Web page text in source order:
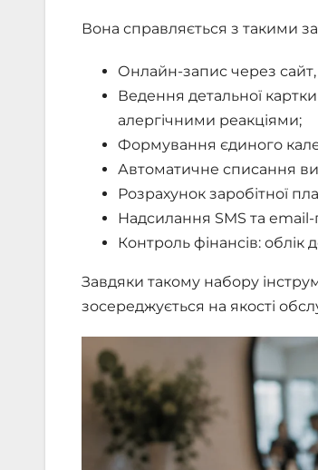
Вона справляється з такими
Онлайн-запис через сайт,
Ведення детальної
алергічними реакціями;
Формування єдиного
Автоматичне списання
Розрахунок заробітної
Надсилання SMS та
Контроль фінансів: облік
Завдяки такому набору
зосереджується на якості